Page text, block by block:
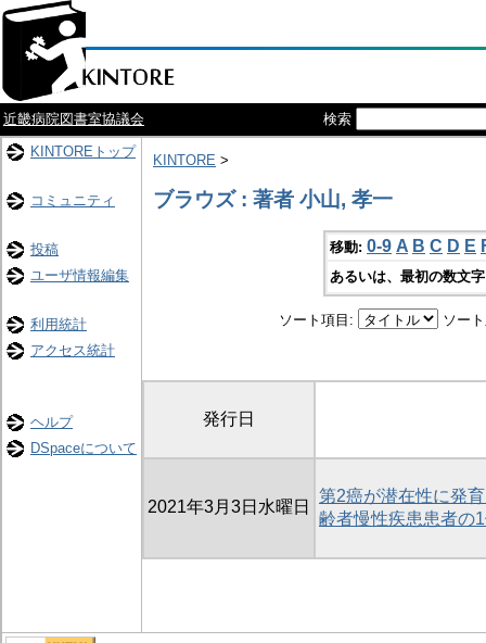
近畿病院図書室協議会
検索
KINTOREトップ
コミュニティ
投稿
ユーザ情報編集
利用統計
アクセス統計
ヘルプ
DSpaceについて
KINTORE >
ブラウズ : 著者 小山, 孝一
移動: 0-9 A B C D E
あるいは、最初の数文
ソート項目: ソー
発行日
2021年3月3日水曜日
第2癌が潜在性に発
齢者慢性疾患患者の